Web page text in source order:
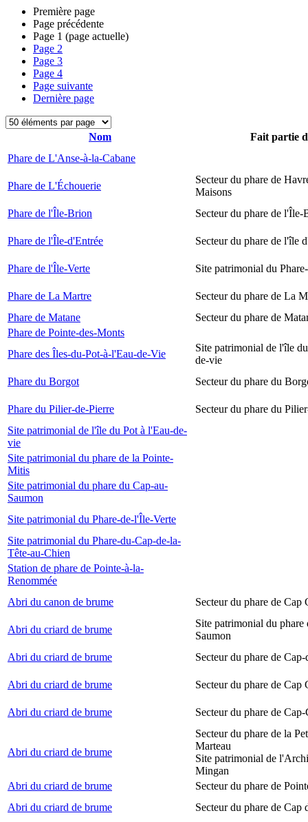
Première page
Page précédente
Page 1 (page actuelle)
Page 2
Page 3
Page 4
Page suivante
Dernière page
Nom
Fait partie
Phare de L'Anse-à-la-Cabane
Phare de L'Échouerie
Secteur du phare de
Maisons
Phare de l'Île-Brion
Secteur du phare de l'Île-
Phare de l'Île-d'Entrée Secteur du phare de l'île
Phare de l'Île-Verte Site patrimonial du
Phare de La Martre
Secteur du phare de La
Phare de Matane
Secteur du phare de
Phare de Pointe-des-Monts
Phare des Îles-du-Pot-à-l'Eau-de-Vie
Site patrimonial de l'île
de-vie
Phare du Borgot
Secteur du phare du
Phare du Pilier-de-Pierre
Secteur du phare du
Site patrimonial de l'île du Pot à l'Eau-de-
vie
Site patrimonial du phare de la Pointe-
Mitis
Site patrimonial du phare du Cap-au-
Saumon
Site patrimonial du Phare-de-l'Île-Verte
Site patrimonial du Phare-du-Cap-de-la-
Tête-au-Chien
Station de phare de Pointe-à-la-
Renommée
Abri du canon de brume
Secteur du phare de Cap
Abri du criard de brume
Site patrimonial du phare
Saumon
Abri du criard de brume
Secteur du phare de Cap-
Abri du criard de brume Secteur du phare de Cap
Abri du criard de brume Secteur du phare de Cap-
Abri du criard de brume
Secteur du phare de la
Marteau
Site patrimonial de
Mingan
Abri du criard de brume
Secteur du phare de
Abri du criard de brume
Secteur du phare de Cap